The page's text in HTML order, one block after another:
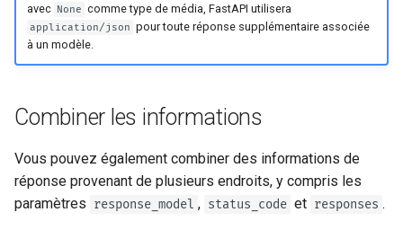
avec None comme type de média, FastAPI utilisera
application/json pour toute réponse supplémentaire associée
à un modèle.
Combiner les informations
Vous pouvez également combiner des informations de
réponse provenant de plusieurs endroits, y compris les
paramètres response_model , status_code et responses .